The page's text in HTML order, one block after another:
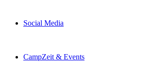
Social Media
CampZeit & Events